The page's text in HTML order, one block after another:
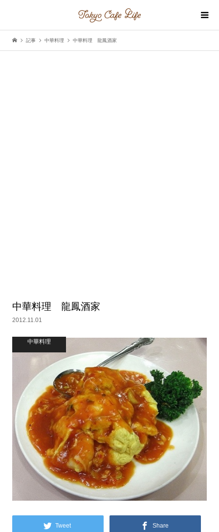
記事 中華料理 中華料理 龍鳳酒家
中華料理 龍鳳酒家
2012.11.01
中華料理
Tweet Share